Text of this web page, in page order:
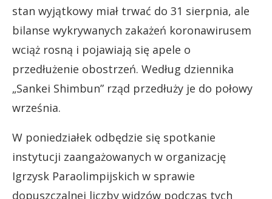
stan wyjątkowy miał trwać do 31 sierpnia, ale
bilanse wykrywanych zakażeń koronawirusem
wciąż rosną i pojawiają się apele o
przedłużenie obostrzeń. Według dziennika
„Sankei Shimbun” rząd przedłuży je do połowy
września.
W poniedziałek odbędzie się spotkanie
instytucji zaangażowanych w organizację
Igrzysk Paraolimpijskich w sprawie
dopuszczalnej liczby widzów podczas tych